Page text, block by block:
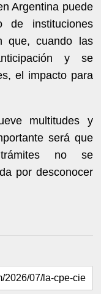
Argentina puede
de instituciones
que, cuando las
y se
el impacto para
multitudes y
será que
no se
por desconocer